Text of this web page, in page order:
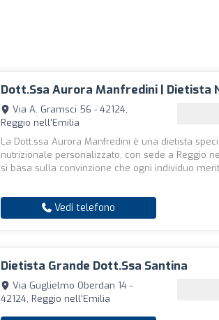
Dott.ssa Aurora Manfredini | Dietista
Via A. Gramsci 56 - 42124,
Reggio nell'Emilia
La Dott.ssa Aurora Manfredini è una dietista
nutrizionale personalizzato, con sede a Reggio
si basa sulla convinzione che ogni individuo
Vedi telefono
Dietista Grande Dott.Ssa Santina
Via Guglielmo Oberdan 14 -
42124, Reggio nell'Emilia